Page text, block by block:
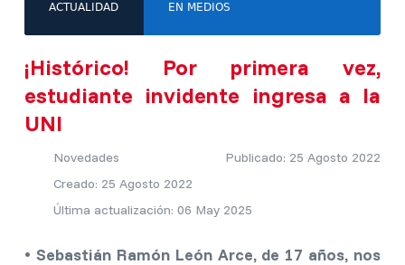
ACTUALIDAD EN MEDIOS
¡Histórico! Por primera vez,
estudiante invidente ingresa a la
UNI
Novedades
Publicado: 25 Agosto 2022
Creado: 25 Agosto 2022
Última actualización: 06 May 2025
• Sebastián Ramón León Arce, de 17 años, nos